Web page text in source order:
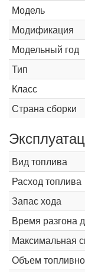
Модель
Модификация
Модельный год
Тип
Класс
Страна сборки
Вид топлива
Расход топлива
Запас хода
Время разгона
Максимальная
Объем